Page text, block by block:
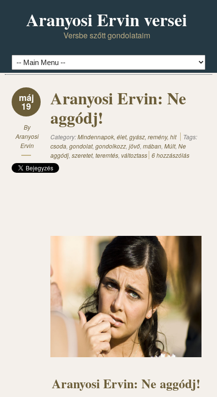
Aranyosi Ervin versei
Versbe szőtt gondolataim
máj
19
By
Aranyosi
Ervin
Aranyosi Ervin: Ne
aggódj!
Category:Mindennapok, élet, gyász, remény, hit
Tags:
csoda, gondolat, gondolkozz, jövő, mában, Múlt, Ne
aggódj, szeretet, teremtés, változtass 6 hozzászólás
Aranyosi Ervin: Ne aggódj!